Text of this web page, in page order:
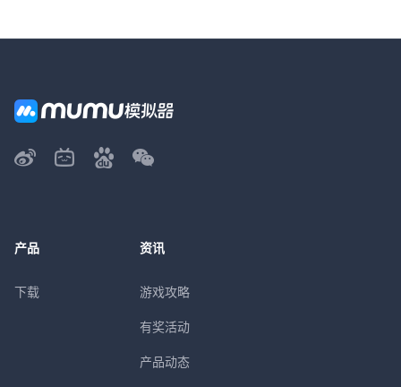
产品
下载
资讯
游戏攻略
有奖活动
产品动态